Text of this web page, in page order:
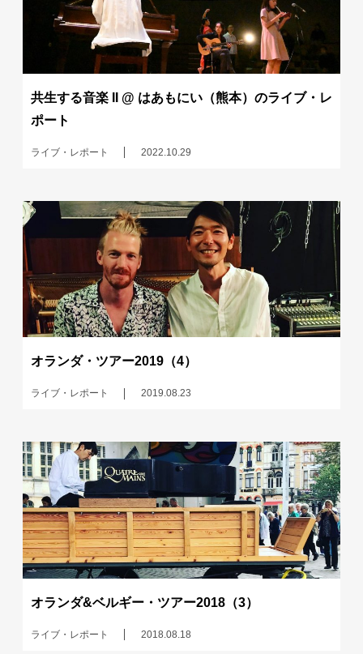
共生する音楽 II @ はあもにい（熊本）のライブ・レ
ポート
ライブ・レポート 2022.10.29
オランダ・ツアー2019（4）
ライブ・レポート 2019.08.23
オランダ&ベルギー・ツアー2018（3）
ライブ・レポート 2018.08.18